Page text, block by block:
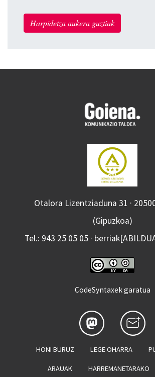
Harpidetza aukera guztiak
Otalora Lizentziaduna 31 ·
(Gipuzkoa)
Tel.: 943 25 05 05 ·
CodeSyntaxek garatua
HONI BURUZ LEGE OHARRA
ARAUAK HARREMANETARAKO